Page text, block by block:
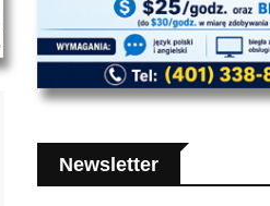
Newsletter